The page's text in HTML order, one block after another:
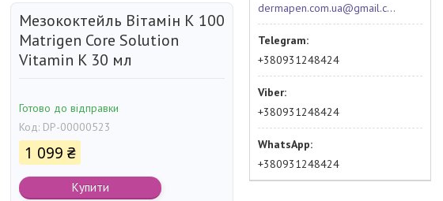
Мезококтейль Вітамін К 100
Matrigen Core Solution
Vitamin K 30 мл
Готово до відправки
Код: DP-00000523
1 099 ₴
Купити
dermapen.com.ua@gmail.com
+380931248424
+380931248424
+380931248424